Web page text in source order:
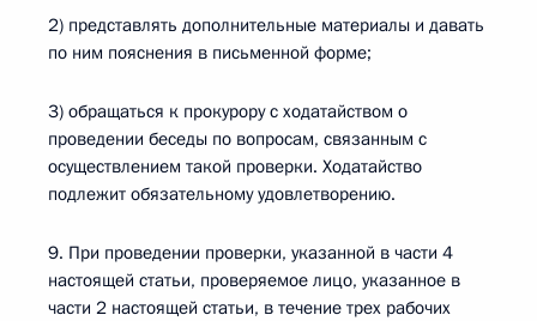
2) представлять дополнительные материалы и давать
по ним пояснения в письменной форме;
3) обращаться к прокурору с ходатайством о
проведении беседы по вопросам, связанным с
осуществлением такой проверки. Ходатайство
подлежит обязательному удовлетворению.
9. При проведении проверки, указанной в части 4
настоящей статьи, проверяемое лицо, указанное в
части 2 настоящей статьи, в течение трех рабочих